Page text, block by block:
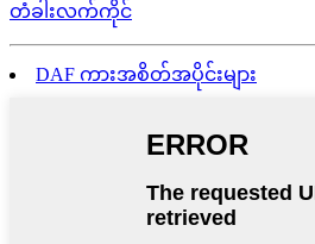
တံခါးလက်ကိုင်
DAF ကားအစိတ်အပိုင်းများ